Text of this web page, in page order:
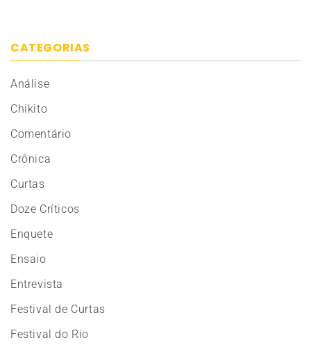
CATEGORIAS
Análise
Chikito
Comentário
Crônica
Curtas
Doze Críticos
Enquete
Ensaio
Entrevista
Festival de Curtas
Festival do Rio